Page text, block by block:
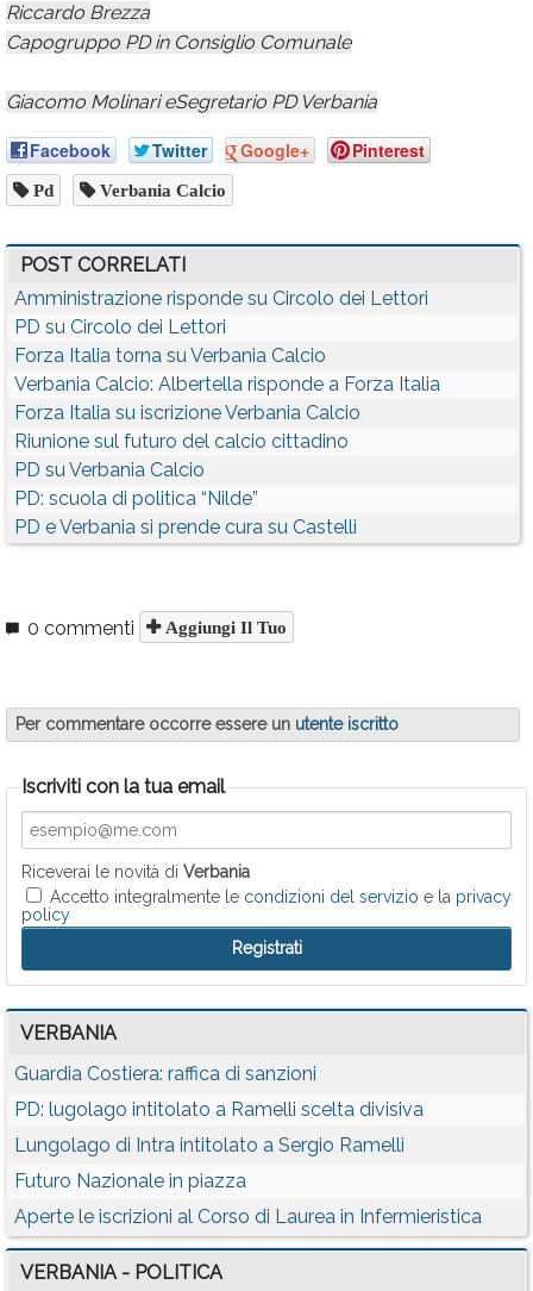
Riccardo Brezza
Capogruppo PD in Consiglio Comunale
Giacomo Molinari eSegretario PD Verbania
Facebook Twitter Google+ Pinterest
Pd Verbania Calcio
POST CORRELATI
Amministrazione risponde su Circolo dei Lettori
PD su Circolo dei Lettori
Forza Italia torna su Verbania Calcio
Verbania Calcio: Albertella risponde a Forza Italia
Forza Italia su iscrizione Verbania Calcio
Riunione sul futuro del calcio cittadino
PD su Verbania Calcio
PD: scuola di politica “Nilde”
PD e Verbania si prende cura su Castelli
0 commenti Aggiungi Il Tuo
Per commentare occorre essere un utente iscritto
Iscriviti con la tua email
Riceverai le novità di Verbania
Accetto integralmente le condizioni del servizio e la privacy
policy
VERBANIA
Guardia Costiera: raffica di sanzioni
PD: lugolago intitolato a Ramelli scelta divisiva
Lungolago di Intra intitolato a Sergio Ramelli
Futuro Nazionale in piazza
Aperte le iscrizioni al Corso di Laurea in Infermieristica
VERBANIA - POLITICA